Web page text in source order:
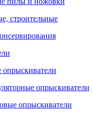
строительные
опрыскиватели
опрыскиватели